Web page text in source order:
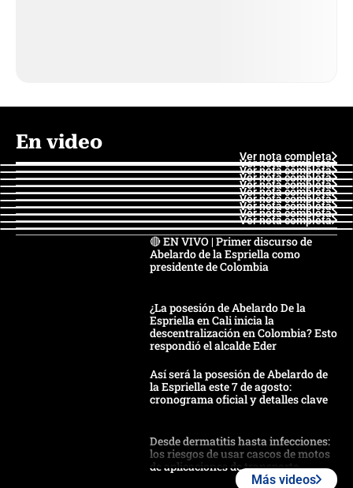
En video
Ver nota completa
Ver nota completa
Ver nota completa
Ver nota completa
Ver nota completa
Ver nota completa
Ver nota completa
Ver nota completa
Ver nota completa
Ver nota completa
🔴 EN VIVO | Primer discurso de
Abelardo de la Espriella como
presidente de Colombia
¿La posesión de Abelardo De la
Espriella en Cali inicia la
descentralización en Colombia? Esto
respondió el alcalde Eder
Así será la posesión de Abelardo de
la Espriella este 7 de agosto:
cronograma oficial y detalles clave
Desde dermatitis hasta infecciones:
los riesgos de usar cascos de motos
de aplicaciones de transporte
Más videos